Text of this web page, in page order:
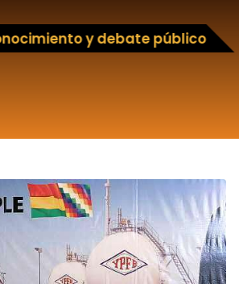
y debate público